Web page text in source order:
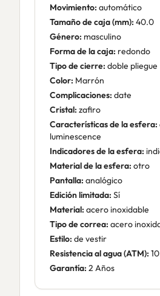
Movimiento: automático
Tamaño de caja (mm): 40.0
Género: masculino
Forma de la caja: redondo
Tipo de cierre: doble pliegue
Color: Marrón
Complicaciones: date
Cristal: zafiro
Características de la esfera:
luminescence
Indicadores de la esfera:
Material de la esfera: otro
Pantalla: analógico
Edición limitada: Sí
Material: acero inoxidable
Tipo de correa: acero
Estilo: de vestir
Resistencia al agua (ATM):
Garantía: 2 Años